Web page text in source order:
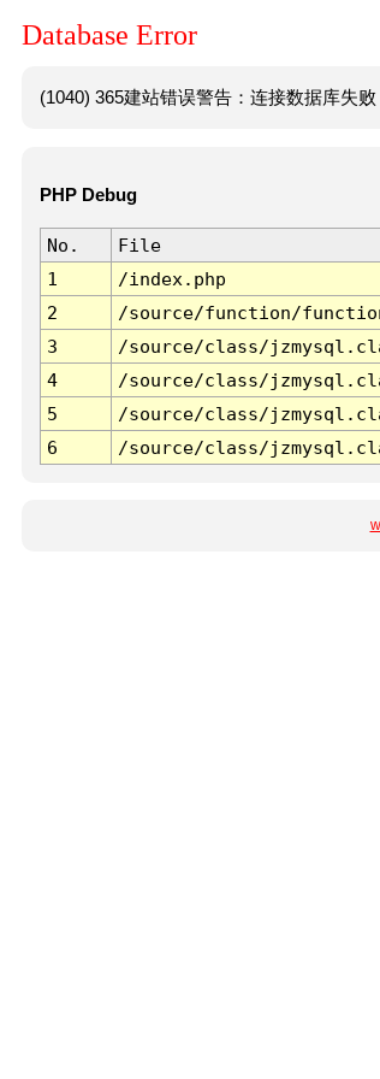
Database Error
(1040) 365建站错误警告：连接数据库失
PHP Debug
No. File
1
/index.php
2
/source/function/
3
/source/class/
4
/source/class/
5
/source/class/
6
/source/class/